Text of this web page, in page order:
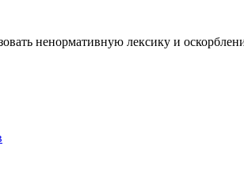
ненормативную лексику и